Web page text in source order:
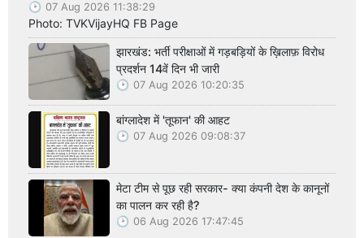
07 Aug 2026 11:38:29
Photo: TVKVijayHQ FB Page
झारखंड: भर्ती परीक्षाओं में गड़बड़ियों के ख़िलाफ़ विरोध
प्रदर्शन 14वें दिन भी जारी
07 Aug 2026 10:20:35
बांग्लादेश में 'तूफान' की आहट
07 Aug 2026 09:08:37
मेटा टीम से पूछ रही सरकार- क्या कंपनी देश के कानूनों
का पालन कर रही है?
06 Aug 2026 17:47:45